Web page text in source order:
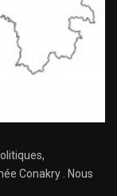
Conakry . Nous